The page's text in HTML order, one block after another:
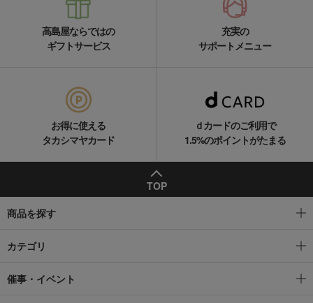
高島屋ならではの
ギフトサービス
充実の
サポートメニュー
お得に使える
タカシマヤカード
ｄカードのご利用で
1.5%のポイントがたまる
TOP
商品を探す
カテゴリ
催事・イベント